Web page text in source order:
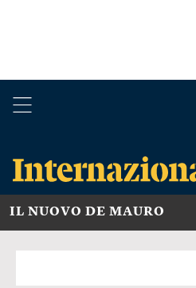
IL NUOVO DE MAURO